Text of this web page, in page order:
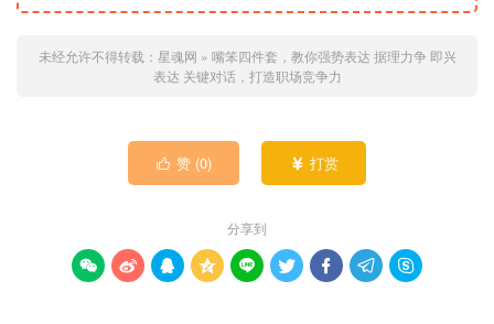
未经允许不得转载： 星魂网 » 嘴笨四件套，教你强势表达 据理力争 即兴
表达 关键对话，打造职场竞争力
 赞 (0)  打赏
分享到
        